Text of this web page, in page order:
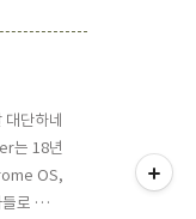
단하네
는 18년
OS,
로 부터
리툴바